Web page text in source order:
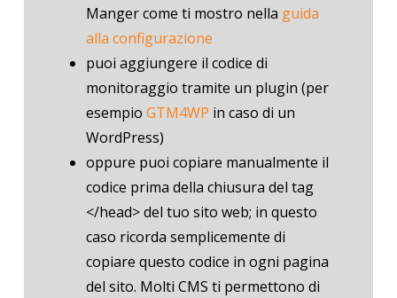
Manger come ti mostro nella guida
alla configurazione
puoi aggiungere il codice di
monitoraggio tramite un plugin (per
esempio GTM4WP in caso di un
WordPress)
oppure puoi copiare manualmente il
codice prima della chiusura del tag
</head>del tuo sito web; in questo
caso ricorda semplicemente di
copiare questo codice in ogni pagina
del sito. Molti CMS ti permettono di